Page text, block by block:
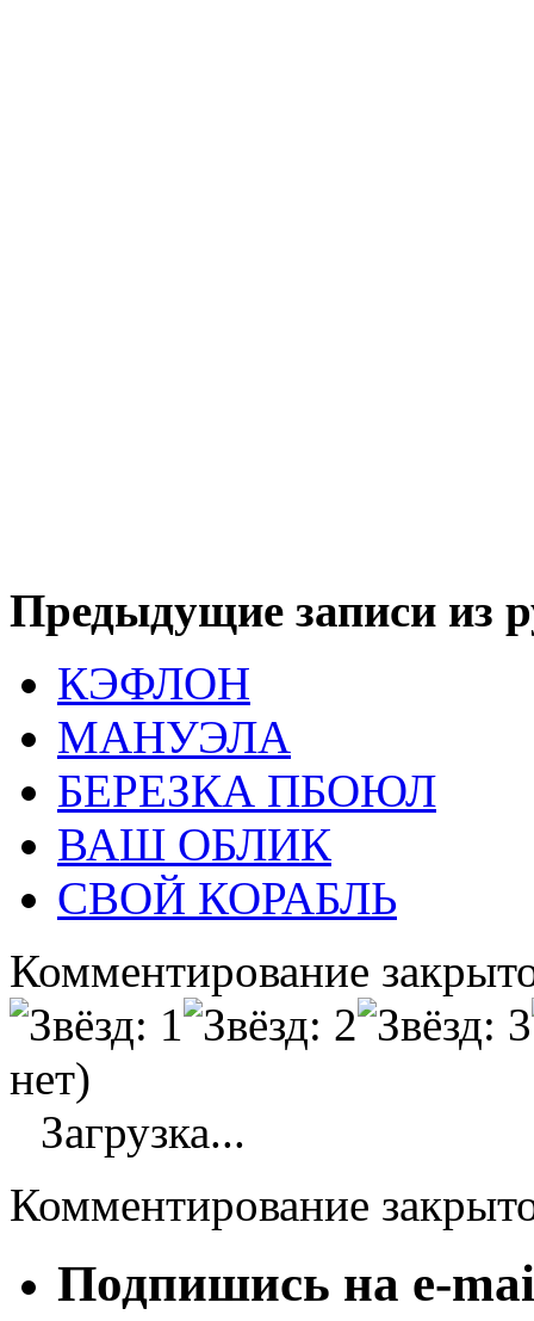
Предыдущие записи из
КЭФЛОН
МАНУЭЛА
БЕРЕЗКА ПБОЮЛ
ВАШ ОБЛИК
СВОЙ КОРАБЛЬ
Комментирование
нет)
Загрузка...
Комментирование
Подпишись на e-